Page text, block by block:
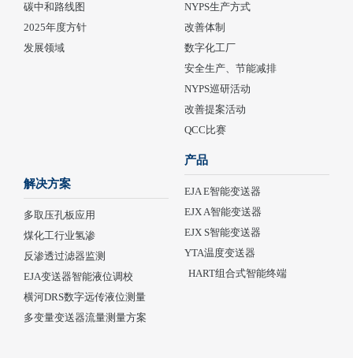
碳中和路线图
2025年度方针
发展领域
NYPS生产方式
改善体制
数字化工厂
安全生产、节能减排
NYPS巡研活动
改善提案活动
QCC比赛
解决方案
多取压孔板应用
煤化工行业氢渗
反渗透过滤器监测
EJA变送器智能液位调校
横河DRS数字远传液位测量
多变量变送器流量测量方案
产品
EJA E智能变送器
EJX A智能变送器
EJX S智能变送器
YTA温度变送器
HART组合式智能终端